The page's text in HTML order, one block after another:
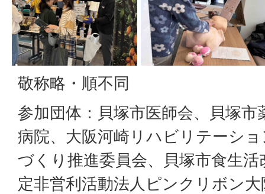
敬称略・順不同
参加団体：貝塚市医師会、貝塚市
病院、大阪河崎リハビリテーシ
づくり推進委員会、貝塚市食生
定非営利活動法人ピンクリボン大